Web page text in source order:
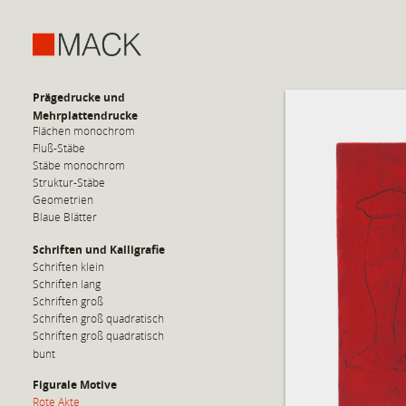
Prägedrucke und
Mehrplattendrucke
Flächen monochrom
Fluß-Stäbe
Stäbe monochrom
Struktur-Stäbe
Geometrien
Blaue Blätter
Schriften und Kalligrafie
Schriften klein
Schriften lang
Schriften groß
Schriften groß quadratisch
Schriften groß quadratisch
bunt
Figurale Motive
Rote Akte